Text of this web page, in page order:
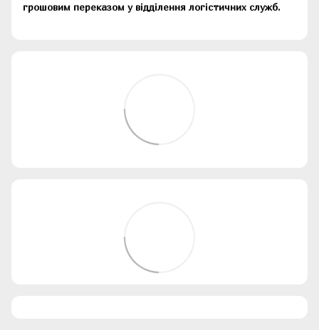
грошовим переказом у відділення логістичних служб.